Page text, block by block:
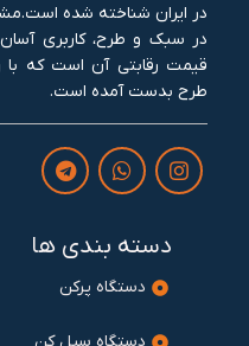
در ایران شناخته شده
در سبک و طرح، کاربری
قیمت رقابتی آن است که
طرح بدست آمده است.
دسته بندی ها
دستگاه پرکن